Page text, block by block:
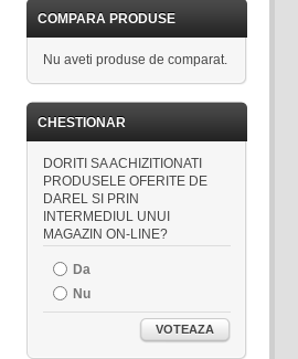
COMPARA PRODUSE
Nu aveti produse de comparat.
CHESTIONAR
DORITI SA ACHIZITIONATI
PRODUSELE OFERITE DE
DAREL SI PRIN
INTERMEDIUL UNUI
MAGAZIN ON-LINE?
Da
Nu
VOTEAZA